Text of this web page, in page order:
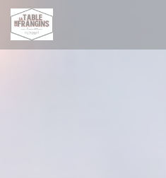
Cookie- hanteringspanel